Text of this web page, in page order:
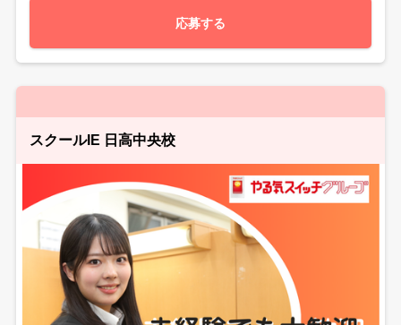
応募する
スクールIE 日高中央校